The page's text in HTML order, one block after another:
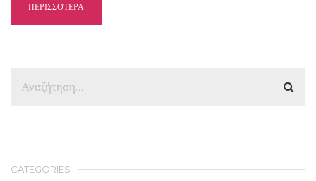
ΠΕΡΙΣΣΟΤΕΡΑ
CATEGORIES